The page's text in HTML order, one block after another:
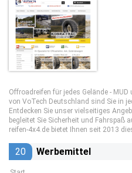
Offroadreifen für jedes Gelände -
von VoTech Deutschland sind Sie in
Entdecken Sie unser vielseitiges
begleitet Sie Sicherheit und Fahrspaß
reifen-4x4.de bietet Ihnen seit 2013
20 Werbemittel